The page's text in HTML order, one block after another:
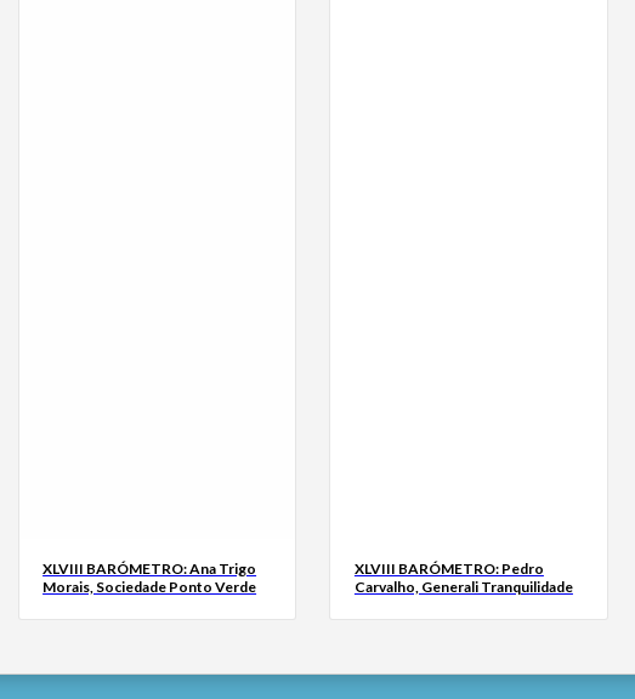
XLVIII BARÓMETRO: Ana Trigo
Morais, Sociedade Ponto Verde
XLVIII BARÓMETRO: Pedro
Carvalho, Generali Tranquilidade